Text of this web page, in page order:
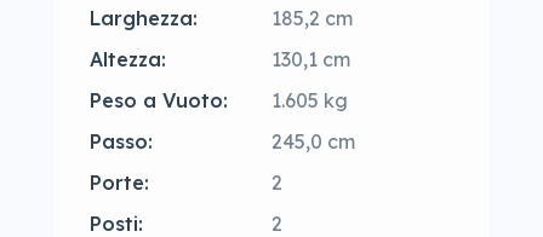
Larghezza:
185,2 cm
Altezza:
130,1 cm
Peso a Vuoto:
1.605 kg
Passo:
245,0 cm
Porte:
2
Posti:
2